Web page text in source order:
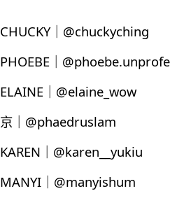
CHUCKY｜@chuckyching
PHOEBE｜
ELAINE｜@elaine_wow
京｜@phaedruslam
KAREN｜@karen__yukiu
MANYI｜@manyishum